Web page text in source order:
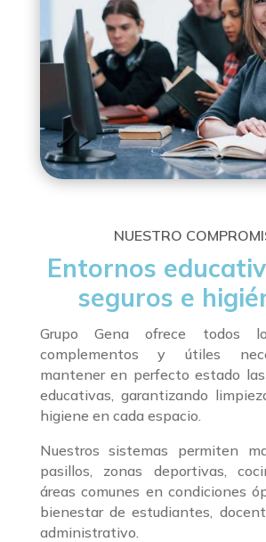
NUESTRO
Entornos
seguros e
Grupo Gena ofrece todos
complementos y útiles
mantener en perfecto estado
educativas, garantizando
higiene en cada espacio.
Nuestros sistemas permiten
pasillos, zonas deportivas,
áreas comunes en condiciones
bienestar de estudiantes,
administrativo.